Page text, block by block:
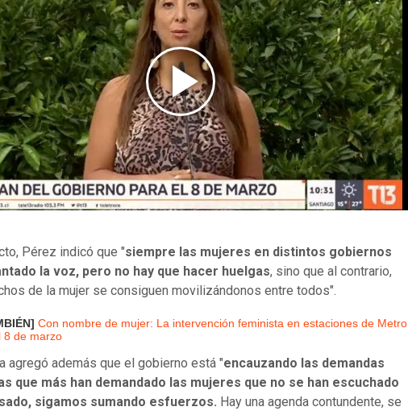
Pérez indicó que "siempre las mujeres en distintos gobiernos
la voz, pero no hay que hacer huelgas, sino que al contrario,
de la mujer se consiguen movilizándonos entre todos".
Con nombre de mujer: La intervención feminista en estaciones de Metro
8 de marzo
agregó además que el gobierno está "encauzando las demandas
que más han demandado las mujeres que no se han escuchado
sigamos sumando esfuerzos. Hay una agenda contundente, se